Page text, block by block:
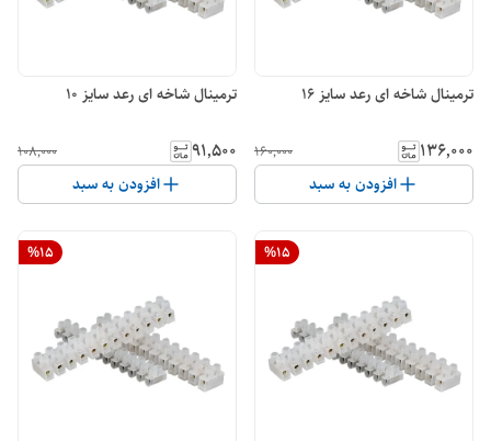
ترمینال شاخه ای رعد سایز 16
۱۳۶٬۰۰۰ ۱۶۰٬۰۰۰
افزودن به سبد
ترمینال شاخه ای رعد سایز 10
۹۱٬۵۰۰ ۱۰۸٬۰۰۰
افزودن به سبد
%15
%15